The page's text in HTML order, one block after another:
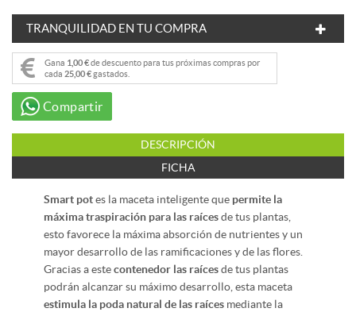
TRANQUILIDAD EN TU COMPRA
Gana 1,00 €de descuento para tus próximas compras por
cada 25,00 €gastados.
Compartir
DESCRIPCIÓN
FICHA
Smart potes la maceta inteligente que permite la
máxima traspiración para las raícesde tus plantas,
esto favorece la máxima absorción de nutrientes y un
mayor desarrollo de las ramificaciones y de las flores.
Gracias a estecontenedor las raícesde tus plantas
podrán alcanzar su máximo desarrollo, esta maceta
estimula la poda natural de las raíces mediante la